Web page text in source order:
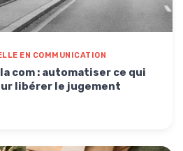
EN COMMUNICATION
com : automatiser ce qui
libérer le jugement